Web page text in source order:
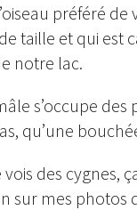
préféré de
taille et qui est
notre lac.
s’occupe
qu’une
des cygnes,
sur mes photos